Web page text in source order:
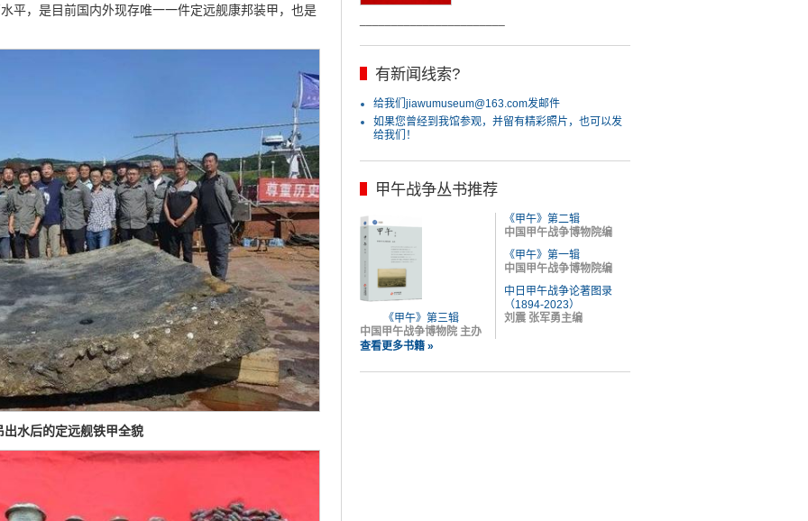
平，是目前国内外现存唯一一件定远舰康邦装甲，也是
出水后的定远舰铁甲全貌
有新闻线索?
给我们jiawumuseum@163.com发邮件
如果您曾经到我馆参观，并留有精彩照片，也可以发
给我们！
甲午战争丛书推荐
《甲午》第三辑
中国甲午战争博物院 主办
《甲午》第二辑
中国甲午战争博物院编
《甲午》第一辑
中国甲午战争博物院编
中日甲午战争论著图录
（1894-2023）
刘震 张军勇主编
查看更多书籍 »